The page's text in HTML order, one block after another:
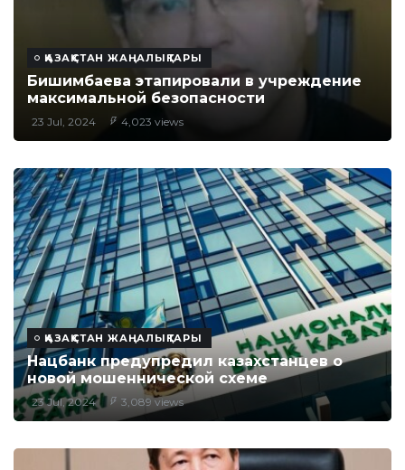
ҚАЗАҚСТАН ЖАҢАЛЫҚТАРЫ
Бишимбаева этапировали в учреждение
максимальной безопасности
23 Jul, 2024 4,023 views
ҚАЗАҚСТАН ЖАҢАЛЫҚТАРЫ
Нацбанк предупредил казахстанцев о
новой мошеннической схеме
23 Jul, 2024 3,089 views